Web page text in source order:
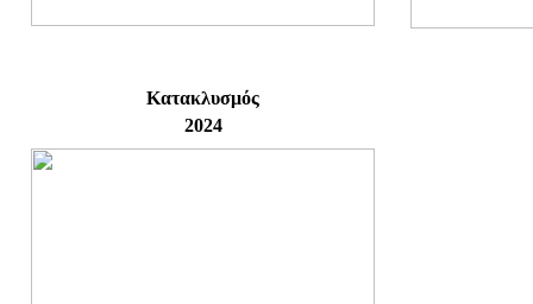
Κατακλυσμός
2024